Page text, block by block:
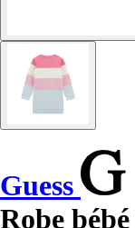
Guess
Robe